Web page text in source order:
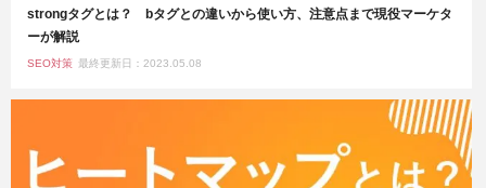
strongタグとは？ bタグとの違いから使い方、注意点まで現役マーケタ
ーが解説
SEO対策 最終更新日：2023.05.08